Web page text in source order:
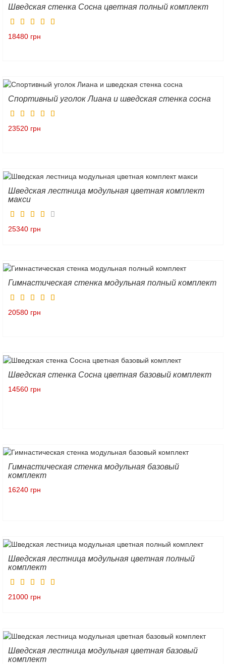
Шведская стенка Сосна цветная полный комплект
18480 грн
Спортивный уголок Лиана и шведская стенка сосна
23520 грн
Шведская лестница модульная цветная комплект
макси
25340 грн
Гимнастическая стенка модульная полный комплект
20580 грн
Шведская стенка Сосна цветная базовый комплект
14560 грн
Гимнастическая стенка модульная базовый
комплект
16240 грн
Шведская лестница модульная цветная полный
комплект
21000 грн
Шведская лестница модульная цветная базовый
комплект